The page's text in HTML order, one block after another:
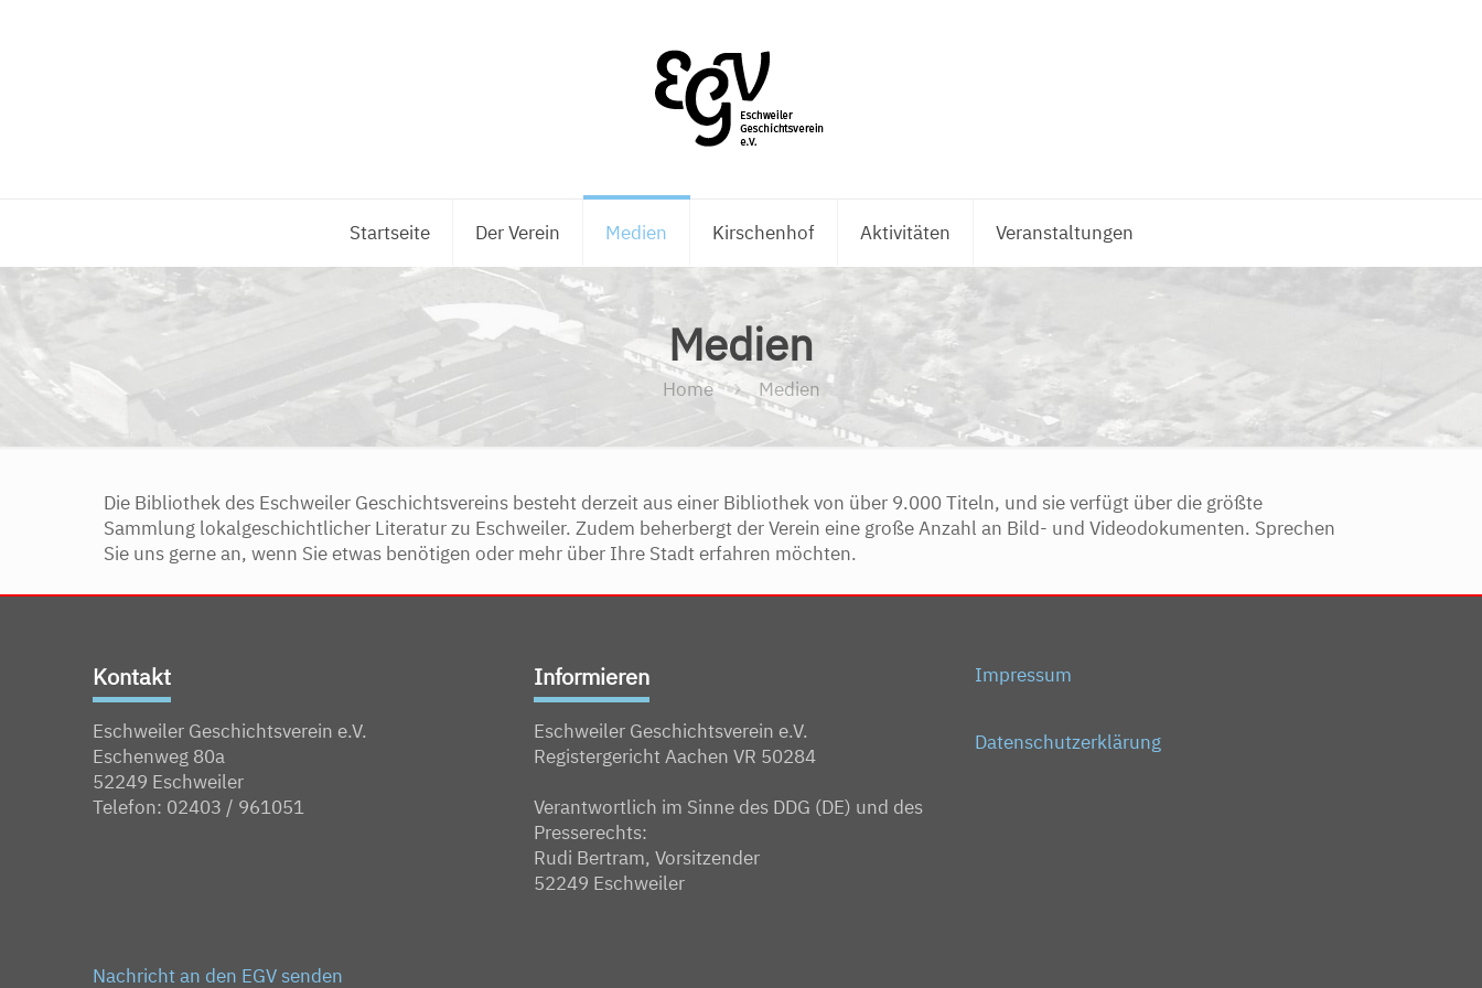
Startseite Der Verein Medien Kirschenhof Aktivitäten Veranstaltungen
Medien
Home Medien
Die Bibliothek des Eschweiler Geschichtsvereins besteht derzeit aus einer Bibliothek von über 9.000 Titeln, und sie verfügt über die größte
Sammlung lokalgeschichtlicher Literatur zu Eschweiler. Zudem beherbergt der Verein eine große Anzahl an Bild- und Videodokumenten. Sprechen
Sie uns gerne an, wenn Sie etwas benötigen oder mehr über Ihre Stadt erfahren möchten.
Kontakt
Eschweiler Geschichtsverein e.V.
Eschenweg 80a
52249 Eschweiler
Telefon: 02403 / 961051
Nachricht an den EGV senden
Informieren
Eschweiler Geschichtsverein e.V.
Registergericht Aachen VR 50284
Verantwortlich im Sinne des DDG (DE) und des
Presserechts:
Rudi Bertram, Vorsitzender
52249 Eschweiler
Impressum
Datenschutzerklärung